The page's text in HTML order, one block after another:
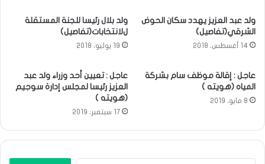
ولد عبد العزيز يهدد سكان الحوض
الشرقي(تفاصيل)
14 أغسطس، 2018
ولد بلال رئيسا للجنة المستقلة
لﻻنتخابات(تفاصيل)
19 يوليو، 2018
عاجل : إقالة موظف سام بشركة
المياه (هويته )
8 مايو، 2019
عاجل : تعيين أحد وزراء ولد عبد
العزيز رئيسا لمجلس إدارة سوجيم
(هويته )
17 سبتمبر، 2019